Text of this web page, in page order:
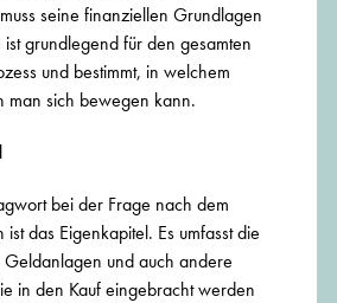
seine finanziellen Grundlagen
grundlegend für den gesamten
und bestimmt, in welchem
man sich bewegen kann.
bei der Frage nach dem
das Eigenkapitel. Es umfasst die
und auch andere
in den Kauf eingebracht werden